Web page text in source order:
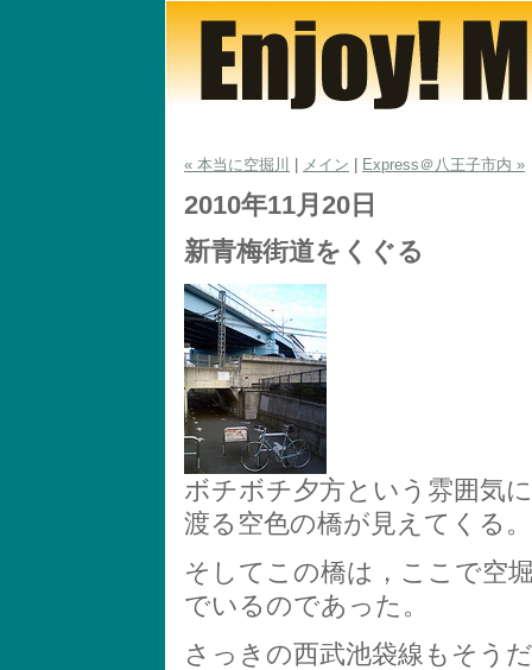
« 本当に空掘川 メイン Express＠八王子市内 »
2010年11月20日
新青梅街道をくぐる
ボチボチ夕方という雰囲気
渡る空色の橋が見えてくる。
そしてこの橋は，ここで空
でいるのであった。
さっきの西武池袋線もそう